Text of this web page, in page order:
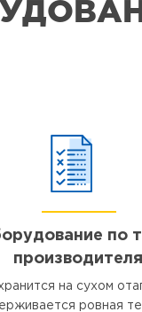
по
производителя
на сухом
ровная